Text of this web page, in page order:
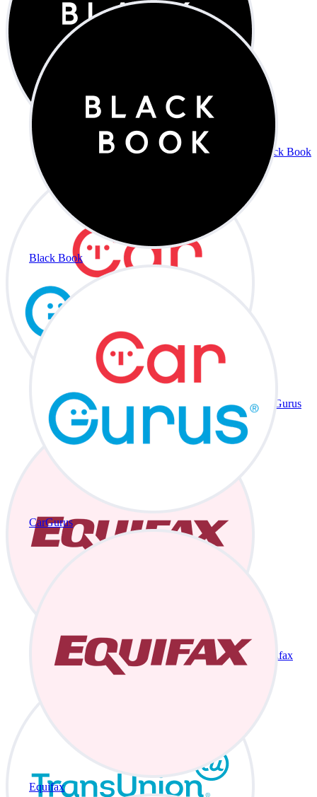
Black Book
CarGurus
Equifax
Black Book
CarGurus
Equifax